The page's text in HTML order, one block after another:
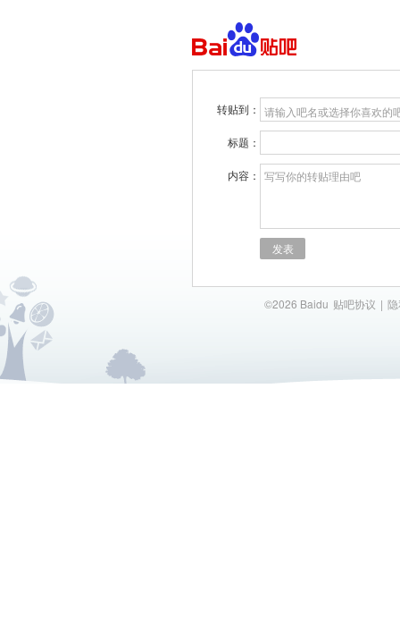
转贴到： 请输入吧名或选择你喜欢的
标题：
内容： 写写你的转贴理由吧
发表
©2026 Baidu 贴吧协议 |